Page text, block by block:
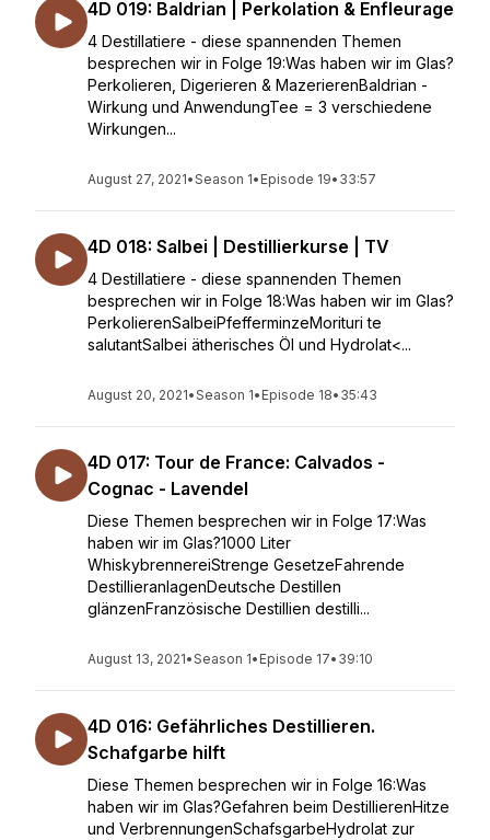
4D 019: Baldrian | Perkolation & Enfleurage
4 Destillatiere - diese spannenden Themen
besprechen wir in Folge 19:Was haben wir im Glas?
Perkolieren, Digerieren & MazerierenBaldrian -
Wirkung und AnwendungTee = 3 verschiedene
Wirkungen...
August 27, 2021•Season 1• Episode 19• 33:57
4D 018: Salbei | Destillierkurse | TV
4 Destillatiere - diese spannenden Themen
besprechen wir in Folge 18:Was haben wir im Glas?
PerkolierenSalbeiPfefferminzeMorituri te
salutantSalbei ätherisches Öl und Hydrolat<...
August 20, 2021•Season 1• Episode 18• 35:43
4D 017: Tour de France: Calvados -
Cognac - Lavendel
Diese Themen besprechen wir in Folge 17:Was
haben wir im Glas?1000 Liter
WhiskybrennereiStrenge GesetzeFahrende
DestillieranlagenDeutsche Destillen
glänzenFranzösische Destillien destilli...
August 13, 2021•Season 1• Episode 17• 39:10
4D 016: Gefährliches Destillieren.
Schafgarbe hilft
Diese Themen besprechen wir in Folge 16:Was
haben wir im Glas?Gefahren beim DestillierenHitze
und VerbrennungenSchafsgarbeHydrolat zur